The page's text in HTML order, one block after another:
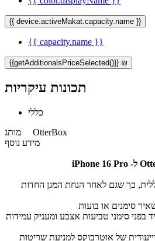
{{ device.activeMakat.capacity.name }}
{{ capacity.name }}
{{getAdditionalsPriceSelected()}} ₪
תכונות עיקריות
כללי
מותג OtterBox
מידע נוסף
כך שגם לאחר הנחת המגן החדות
סימנים או בועות
בפני סימני טביעות אצבע ומעניק עמידות
של אוטרבוקס למניעת שריטות